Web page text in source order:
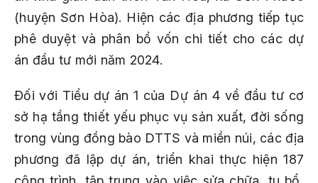
(huyện Sơn Hòa). Hiện các địa phương tiếp tục
phê duyệt và phân bổ vốn chi tiết cho các dự
án đầu tư mới năm 2024.
Đối với Tiểu dự án 1 của Dự án 4 về đầu tư cơ
sở hạ tầng thiết yếu phục vụ sản xuất, đời sống
trong vùng đồng bào DTTS và miền núi, các địa
phương đã lập dự án, triển khai thực hiện 187